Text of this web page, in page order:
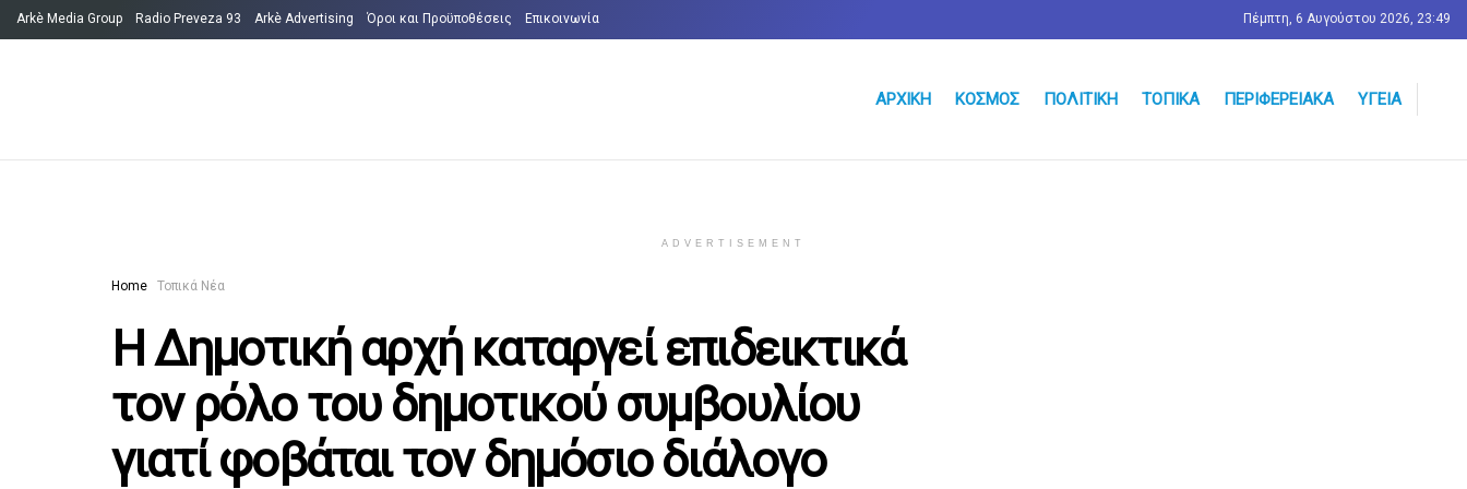
Arkè Media Group Radio Preveza 93 Arkè Advertising Όροι και Προϋποθέσεις Επικοινωνία Πέμπτη, 6 Αυγούστου 2026, 23:49
ΑΡΧΙΚΉ ΚΌΣΜΟΣ ΠΟΛΙΤΙΚΉ ΤΟΠΙΚΆ ΠΕΡΙΦΕΡΕΙΑΚΆ ΥΓΕΊΑ
ADVERTISEMENT
Home Τοπικά Νέα
Η Δημοτική αρχή καταργεί επιδεικτικά
τον ρόλο του δημοτικού συμβουλίου
γιατί φοβάται τον δημόσιο διάλογο